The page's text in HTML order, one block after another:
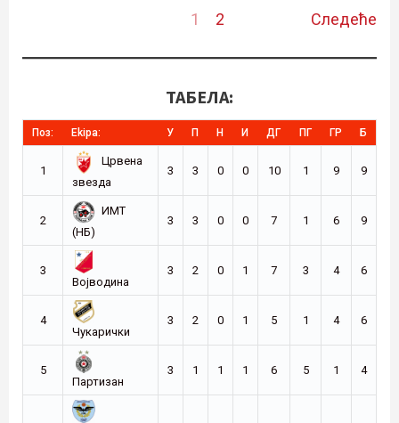
1 2 Следеће
ТАБЕЛА:
Поз: Ekipa: У П Н И ДГ ПГ ГР Б
1
Црвена
звезда
3 3 0 0 10 1 9 9
2
ИМТ
(НБ)
3 3 0 0 7 1 6 9
3
Војводина
3 2 0 1 7 3 4 6
4
Чукарички
3 2 0 1 5 1 4 6
5
Партизан
3 1 1 1 6 5 1 4